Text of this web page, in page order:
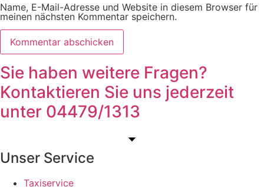
Name, E-Mail-Adresse und Website in diesem Browser für
meinen nächsten Kommentar speichern.
Sie haben weitere Fragen?
Kontaktieren Sie uns jederzeit
unter 04479/1313
Unser Service
Taxiservice